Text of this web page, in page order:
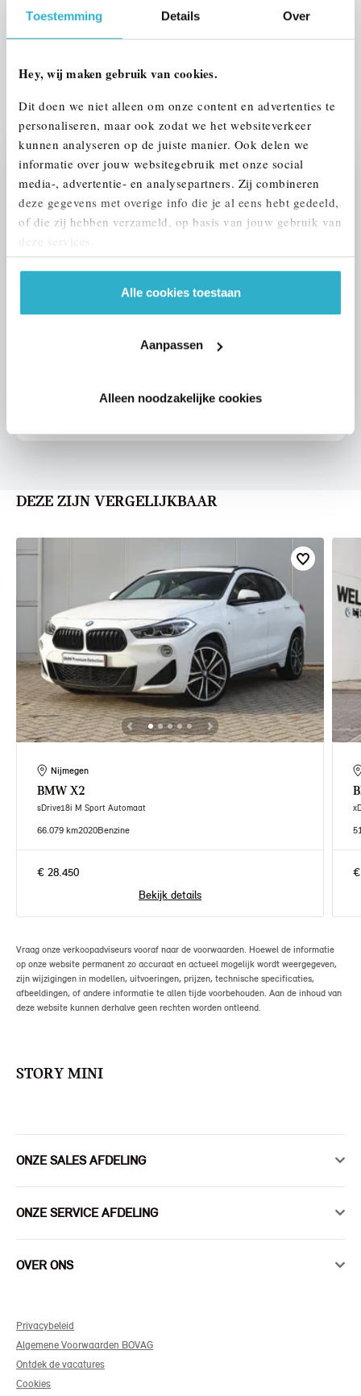
Toestemming Details Over
Hey, wij maken gebruik van cookies.
Dit doen we niet alleen om onze content en advertenties te
personaliseren, maar ook zodat we het websiteverkeer
kunnen analyseren op de juiste manier. Ook delen we
informatie over jouw websitegebruik met onze social
media-, advertentie- en analysepartners. Zij combineren
deze gegevens met overige info die je al eens hebt gedeeld,
of die zij hebben verzameld, op basis van jouw gebruik van
deze services.
Alle cookies toestaan
Aanpassen
Alleen noodzakelijke cookies
Stap 1 van 3
UW AUTO INRUILEN?
VOORSTEL AANVRAGEN
U vertelt meer over uw auto
Btw/Marge BTW
ALLE OPTIES EN SPECIFICATIES
DEZE ZIJN VERGELIJKBAAR
Nijmegen
BMW X2
sDrive18i M Sport Automaat
66.079 km2020Benzine
€ 28.450
Bekijk details
Vraag onze verkoopadviseurs vooraf naar de voorwaarden. Hoewel de informatie
op onze website permanent zo accuraat en actueel mogelijk wordt weergegeven,
zijn wijzigingen in modellen, uitvoeringen, prijzen, technische specificaties,
afbeeldingen, of andere informatie te allen tijde voorbehouden. Aan de inhoud van
deze website kunnen derhalve geen rechten worden ontleend.
STORY MINI
ONZE SALES AFDELING
ONZE SERVICE AFDELING
OVER ONS
Privacybeleid
Algemene Voorwaarden BOVAG
Ontdek de vacatures
Cookies